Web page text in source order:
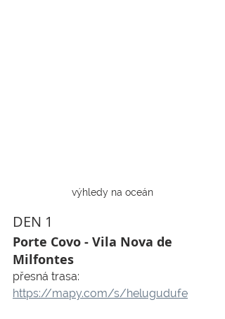
výhledy na oceán
DEN 1
Porte Covo - Vila Nova de
Milfontes
přesná trasa:
https://mapy.com/s/helugudufe